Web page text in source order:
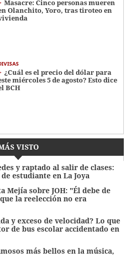
Masacre: Cinco personas mueren
Olanchito, Yoro, tras tiroteo en
¿Cuál es el precio del dólar para
miércoles 5 de agosto? Esto dice
BCH
VISTO
y raptado al salir de clases:
estudiante en La Joya
Mejía sobre JOH: "Él debe de
la reelección no era
y exceso de velocidad? Lo que
de bus escolar accidentado en
más bellos en la música,